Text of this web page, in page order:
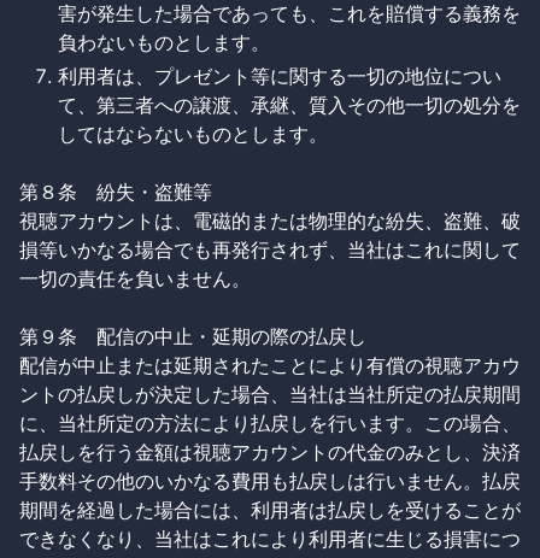
害が発生した場合であっても、これを賠償する義務を
負わないものとします。
利用者は、プレゼント等に関する一切の地位につい
て、第三者への譲渡、承継、質入その他一切の処分を
してはならないものとします。
第８条 紛失・盗難等
視聴アカウントは、電磁的または物理的な紛失、盗難、破
損等いかなる場合でも再発行されず、当社はこれに関して
一切の責任を負いません。
第９条 配信の中止・延期の際の払戻し
配信が中止または延期されたことにより有償の視聴アカウ
ントの払戻しが決定した場合、当社は当社所定の払戻期間
に、当社所定の方法により払戻しを行います。この場合、
払戻しを行う金額は視聴アカウントの代金のみとし、決済
手数料その他のいかなる費用も払戻しは行いません。払戻
期間を経過した場合には、利用者は払戻しを受けることが
できなくなり、当社はこれにより利用者に生じる損害につ